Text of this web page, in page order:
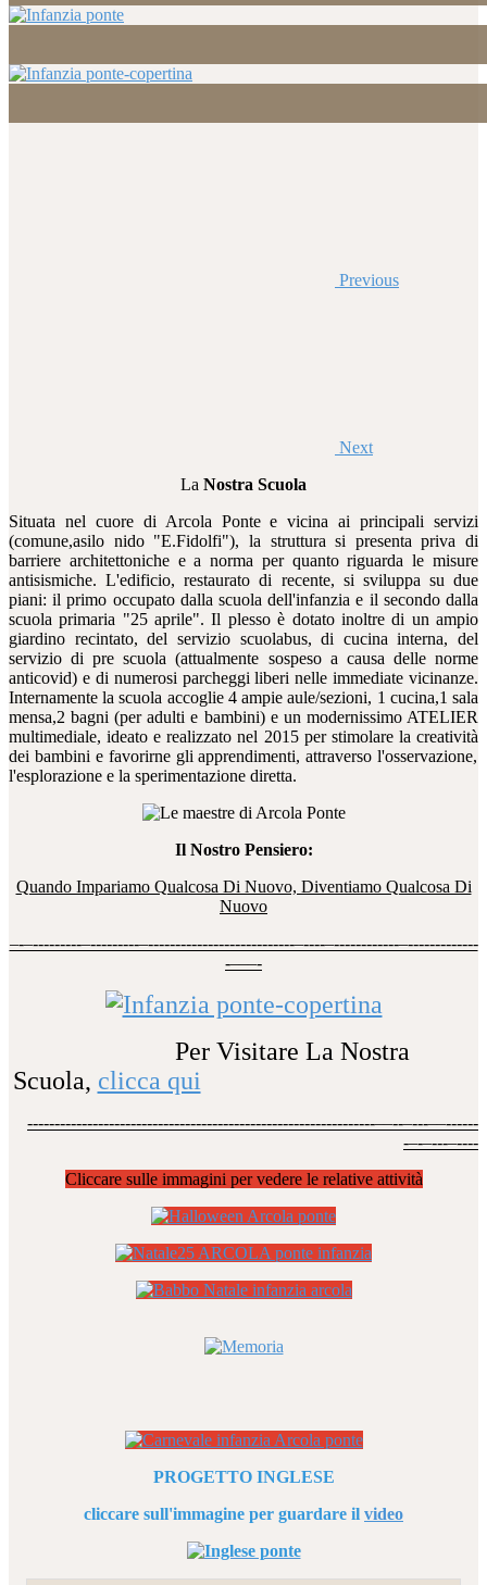
Previous
Next
La Nostra Scuola
Situata nel cuore di Arcola Ponte e vicina ai principali servizi
(comune,asilo nido "E.Fidolfi"), la struttura si presenta priva di
barriere architettoniche e a norma per quanto riguarda le misure
antisismiche. L'edificio, restaurato di recente, si sviluppa su due
piani: il primo occupato dalla scuola dell'infanzia e il secondo dalla
scuola primaria "25 aprile". Il plessoè dotato inoltre di un ampio
giardino recintato, del servizio scuolabus, di cucina interna, del
servizio di pre scuola (attualmente sospeso a causa delle norme
anticovid) e di numerosi parcheggi liberi nelle immediate vicinanze.
Internamente la scuola accoglie 4 ampie aule/sezioni, 1 cucina,1 sala
mensa,2 bagni (per adulti e bambini) e un modernissimo ATELIER
multimediale, ideato e realizzato nel 2015 per stimolare la creatività
dei bambini e favorirne gli apprendimenti, attraverso l'osservazione,
l'esplorazione e la sperimentazione diretta.
Il Nostro Pensiero:
Quando Impariamo Qualcosa Di Nuovo, Diventiamo Qualcosa Di
Nuovo
–-–---------–---------–---------------------------–----–------------–-------------
-–––-
Per Visitare La Nostra
Scuola, clicca qui
----------------------------------------------------------------––--–---––------
-–-–---–----
Cliccare sulle immagini per vedere le relative attività
PROGETTO INGLESE
cliccare sull'immagine per guardare il video